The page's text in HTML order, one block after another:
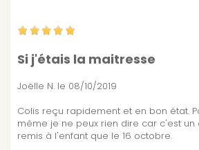
Si j'étais la maitresse
Joëlle N. le 08/10/2019
Colis reçu rapidement et en bon état.
même je ne peux rien dire car c'est
remis à l'enfant que le 16 octobre.